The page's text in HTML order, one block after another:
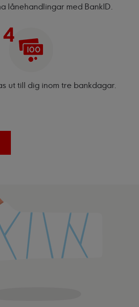
lånehandlingar med BankID.
ut till dig inom tre bankdagar.